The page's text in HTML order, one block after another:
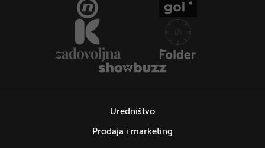
Uredništvo
Prodaja i marketing